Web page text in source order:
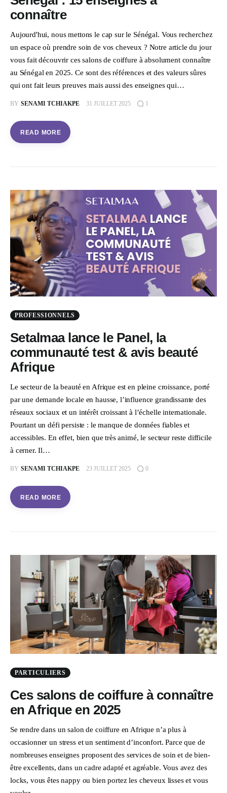
connaître
Aujourd'hui, nous mettons le cap sur le Sénégal. Vous recherchez
un espace où prendre soin de vos cheveux ? Notre article du jour
vous fait découvrir ces salons de coiffure à absolument connaître
au Sénégal en 2025. Ce sont des références et des valeurs sûres
qui ont fait leurs preuves mais aussi des enseignes qui…
BY SENAMI TCHIAKPE 31 JUILLET 2025 1
READ MORE
PROFESSIONNELS
Setalmaa lance le Panel, la
communauté test & avis beauté
Afrique
Le secteur de la beauté en Afrique est en pleine croissance, porté
par une demande locale en hausse, l’influence grandissante des
réseaux sociaux et un intérêt croissant à l’échelle internationale.
Pourtant un défi persiste : le manque de données fiables et
accessibles. En effet, bien que très animé, le secteur reste difficile
à cerner. Il…
BY SENAMI TCHIAKPE 23 JUILLET 2025 0
READ MORE
PARTICULIERS
Ces salons de coiffure à connaître
en Afrique en 2025
Se rendre dans un salon de coiffure en Afrique n’a plus à
occasionner un stress et un sentiment d’inconfort. Parce que de
nombreuses enseignes proposent des services de soin et de bien-
être excellents, dans un cadre adapté et agréable. Vous avez des
locks, vous êtes nappy ou bien portez les cheveux lisses et vous